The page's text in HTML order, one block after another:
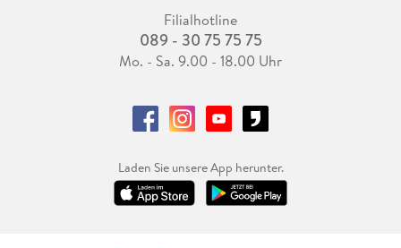
Filialhotline
089 - 30 75 75 75
Mo. - Sa. 9.00 - 18.00 Uhr
Laden Sie unsere App herunter.